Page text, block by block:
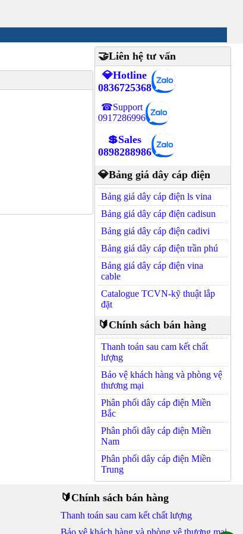
🤝Liên hệ tư vấn
💎Hotline
0836725368
☎Support
0917286996
💲Sales
0898288986
💎Bảng giá dây cáp điện
Bảng giá dây cáp điện ls vina
Bảng giá dây cáp điện cadisun
Bảng giá dây cáp điện cadivi
Bảng giá dây cáp điện trần phú
Bảng giá dây cáp điện vina
cable
Catalogue TCVN-kỹ thuật lắp
đặt
🔰Chính sách bán hàng
Thanh toán sau cam kết chất
lượng
Bảo vệ khách hàng và phòng vệ
thương mại
Phân phối dây cáp điện Miền
Bắc
Phân phối dây cáp điện Miền
Nam
Phân phối dây cáp điện Miền
Trung
🔰Chính sách bán hàng
Thanh toán sau cam kết chất lượng
Bảo vệ khách hàng và phòng vệ thương mại